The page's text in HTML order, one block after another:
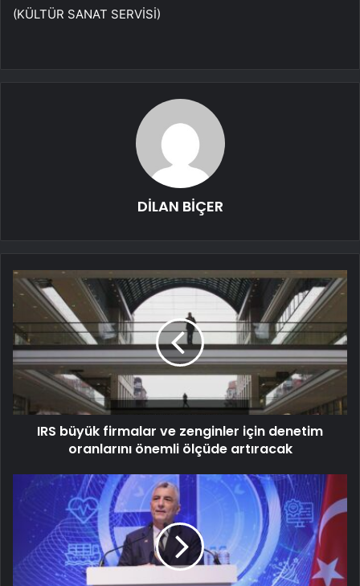
(KÜLTÜR SANAT SERVİSİ)
DİLAN BİÇER
IRS büyük firmalar ve zenginler için denetim
oranlarını önemli ölçüde artıracak